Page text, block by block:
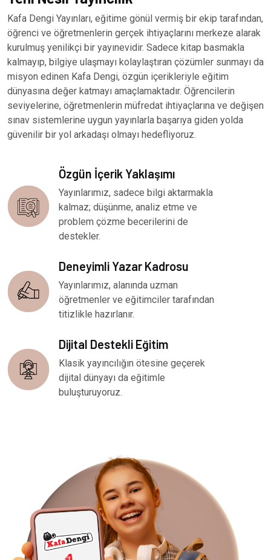
Kafa Dengi Yayınları, eğitime gönül vermiş bir ekip tarafından,
öğrenci ve öğretmenlerin gerçek ihtiyaçlarını merkeze alarak
kurulmuş yenilikçi bir yayınevidir. Sadece kitap basmakla
kalmayıp, bilgiye ulaşmayı kolaylaştıran çözümler sunmayı da
misyon edinen Kafa Dengi, özgün içerikleriyle eğitim
dünyasına değer katmayı amaçlamaktadır. Öğrencilerin
seviyelerine, öğretmenlerin müfredat ihtiyaçlarına ve değişen
sınav sistemlerine uygun yayınlarla başarıya giden yolda
güvenilir bir yol arkadaşı olmayı hedefliyoruz.
Özgün İçerik Yaklaşımı
Yayınlarımız, sadece bilgi aktarmakla
kalmaz; düşünme, analiz etme ve
problem çözme becerilerini de
destekler.
Deneyimli Yazar Kadrosu
Yayınlarımız, alanında uzman
öğretmenler ve eğitimciler tarafından
titizlikle hazırlanır.
Dijital Destekli Eğitim
Klasik yayıncılığın ötesine geçerek
dijital dünyayı da eğitimle
buluşturuyoruz.